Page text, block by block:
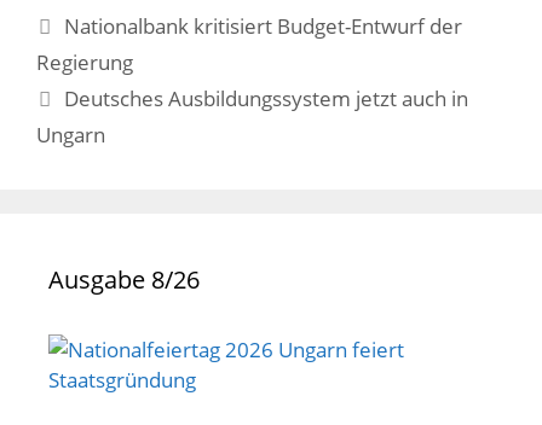
Nationalbank kritisiert Budget-Entwurf der
Regierung
Deutsches Ausbildungssystem jetzt auch in
Ungarn
Ausgabe 8/26